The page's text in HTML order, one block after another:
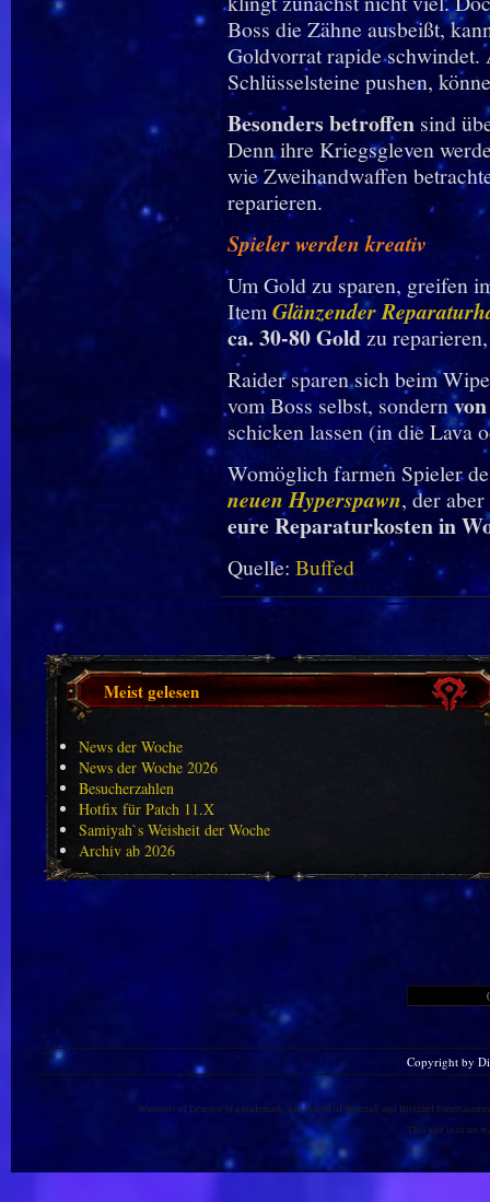
Boss die Zähne ausbeißt,
Goldvorrat rapide
Schlüsselsteine pushen,
Besonders betroffensind
Denn ihre Kriegsgleven
wie Zweihandwaffen
reparieren.
Spieler werden kreativ
Um Gold zu sparen, greifen
ItemGlänzender
ca. 30-80 Goldzu
Raider sparen sich beim
vom Boss selbst, sondern
schicken lassen (in die Lava
Womöglich farmen Spieler
neuen Hyperspawn, der
eure Reparaturkosten in
Quelle: Buffed
Meist gelesen
News der Woche
News der Woche 2026
Besucherzahlen
Hotfix für Patch 11.X
Samiyah`s Weisheit der Woche
Archiv ab 2026
Copyright by
Warlords of Draenor is a trademark, and World of Warcraft and Blizzard
This site is in no